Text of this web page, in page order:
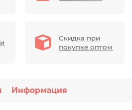
Скидка при
покупке оптом
Информация